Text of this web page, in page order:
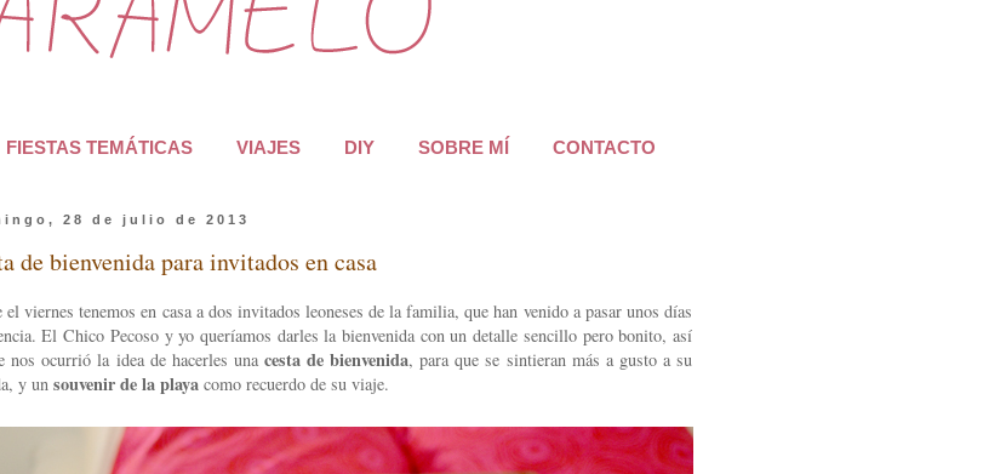
FIESTAS TEMÁTICAS VIAJES DIY SOBRE MÍ CONTACTO
28 de julio de 2013
de bienvenida para invitados en casa
el viernes tenemos en casa a dos invitados leoneses de la familia, que han venido a pasar unos días
El Chico Pecoso y yo queríamos darles la bienvenida con un detalle sencillo pero bonito, así
nos ocurrió la idea de hacerles una cesta de bienvenida, para que se sintieran más a gusto a su
y un souvenir de la playa como recuerdo de su viaje.